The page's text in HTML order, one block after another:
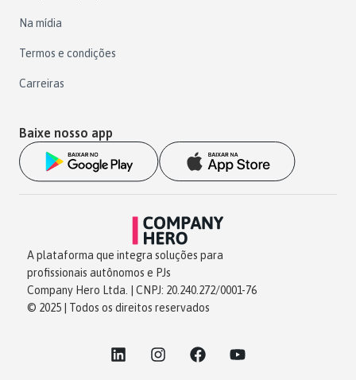
Na mídia
Termos e condições
Carreiras
Baixe nosso app
A plataforma que integra soluções para
profissionais autônomos e PJs
Company Hero Ltda. | CNPJ: 20.240.272/0001-76
© 2025 | Todos os direitos reservados